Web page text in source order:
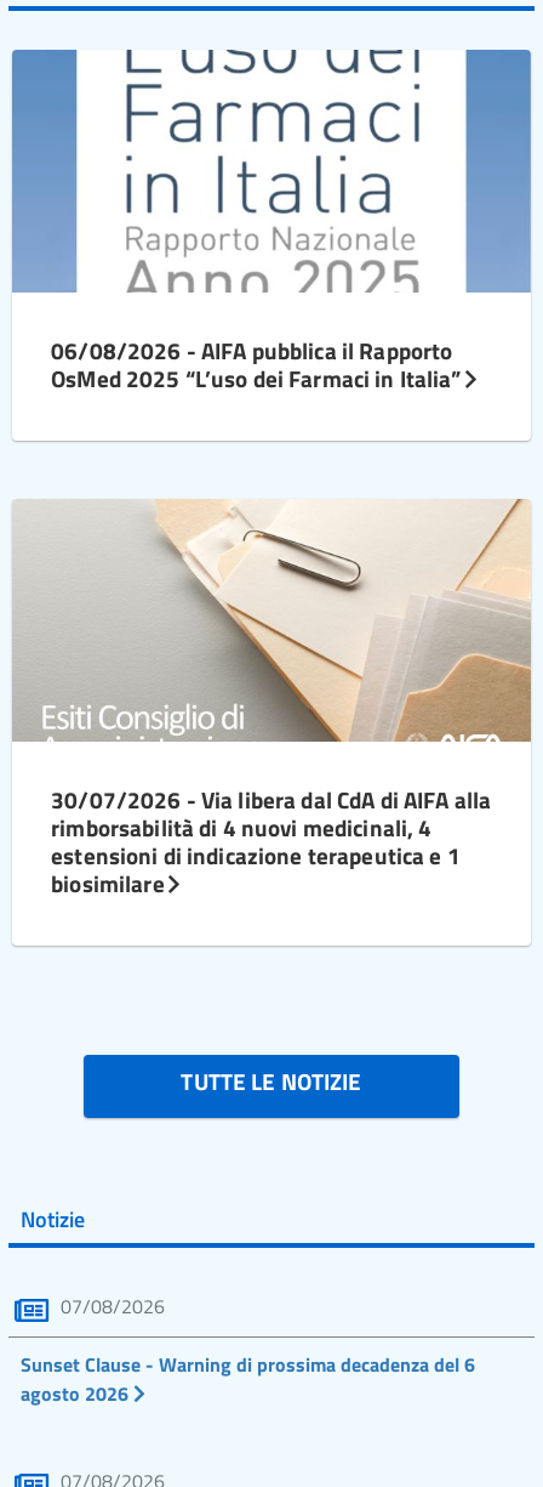
06/08/2026 - AIFA pubblica il Rapporto
OsMed 2025 “L’uso dei Farmaci in Italia”
30/07/2026 - Via libera dal CdA di AIFA alla
rimborsabilità di 4 nuovi medicinali, 4
estensioni di indicazione terapeutica e 1
biosimilare
TUTTE LE NOTIZIE
Notizie
07/08/2026
Sunset Clause - Warning di prossima decadenza del 6
agosto 2026
07/08/2026